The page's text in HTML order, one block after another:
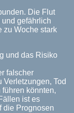
Die Flut
gefährlich
zu Woche stark
und das Risiko
falscher
Tod
könnten,
ist es
die Prognosen